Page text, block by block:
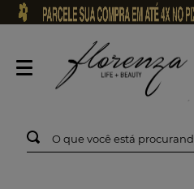
O que você está